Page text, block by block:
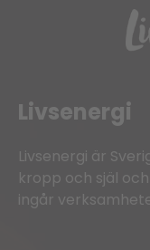
Livsenergi
Livsenergi är
kropp och själ
ingår